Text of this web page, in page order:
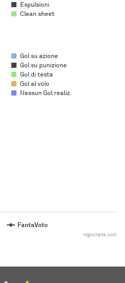
Espulsioni
Clean sheet
Gol su azione
Gol su punizione
Gol di testa
Gol al volo
Nessun Gol realiz.
FantaVoto
Highcharts.com